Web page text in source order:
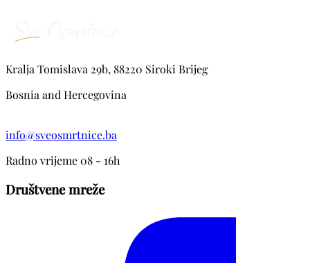
Kralja Tomislava 29b, 88220 Siroki Brijeg
Bosnia and Hercegovina
info@sveosmrtnice.ba
Radno vrijeme 08 - 16h
Društvene mreže